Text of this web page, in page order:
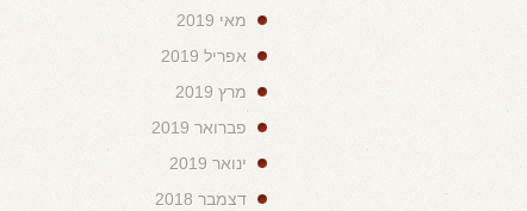
מאי 2019
אפריל 2019
מרץ 2019
פברואר 2019
ינואר 2019
דצמבר 2018